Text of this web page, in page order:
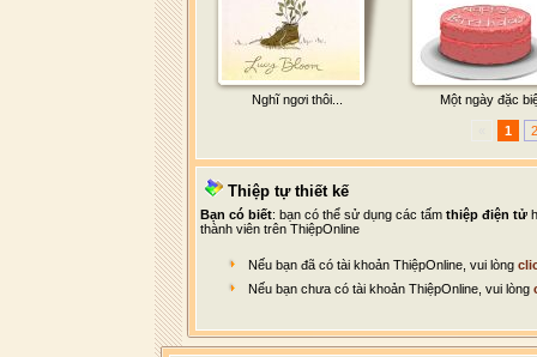
Nghĩ ngơi thôi... Một ngày đặc
1 2
Thiệp tự thiết kế
Bạn có biết: bạn có thể sử dụng các tấm thiệp điện tử
thành viên trên ThiệpOnline
Nếu bạn đã có tài khoản ThiệpOnline, vui lòng
Nếu bạn chưa có tài khoản ThiệpOnline, vui lòng